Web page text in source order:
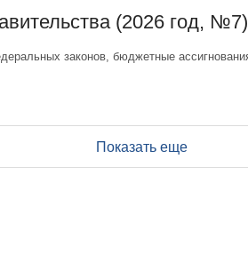
(2026 год, №7)
законов, бюджетные
Показать еще